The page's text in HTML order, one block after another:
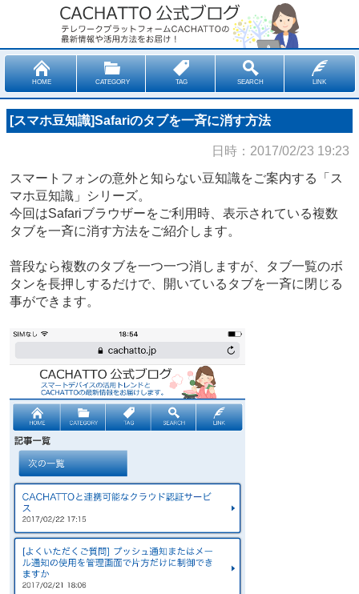
HOME CATEGORY TAG SEARCH LINK
[スマホ豆知識]Safariのタブを一斉に消す方法
日時：2017/02/23 19:23
スマートフォンの意外と知らない豆知識をご案内する「ス
マホ豆知識」シリーズ。
今回はSafariブラウザーをご利用時、表示されている複数
タブを一斉に消す方法をご紹介します。
普段なら複数のタブを一つ一つ消しますが、タブ一覧のボ
タンを長押しするだけで、開いているタブを一斉に閉じる
事ができます。